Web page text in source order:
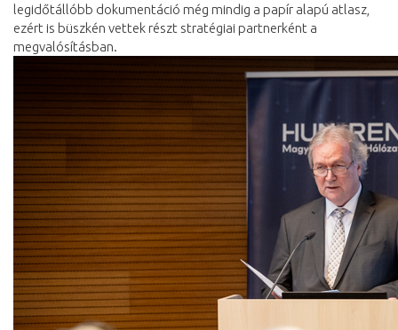
legidőtállóbb dokumentáció még mindig a papír alapú atlasz,
ezért is büszkén vettek részt stratégiai partnerként a
megvalósításban.